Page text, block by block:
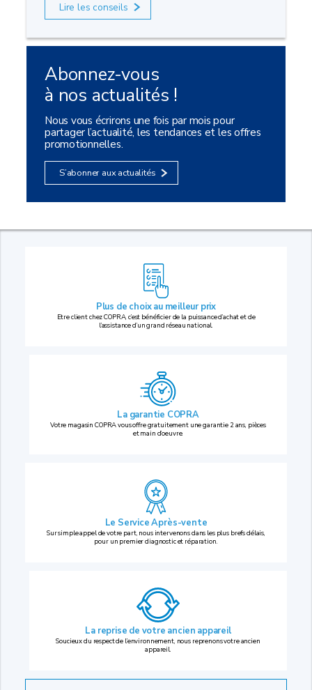
Lire les conseils
Abonnez-vous
à nos actualités !
Nous vous écrirons une fois par mois pour
partager l’actualité, les tendances et les offres
promotionnelles.
S’abonner aux actualités
Plus de choix au meilleur prix
Etre client chez COPRA, c’est bénéficier de la puissance d’achat et de
l’assistance d’un grand réseau national.
La garantie COPRA
Votre magasin COPRA vous offre gratuitement une garantie 2 ans, pièces
et main d’oeuvre.
Le Service Après-vente
Sur simple appel de votre part, nous intervenons dans les plus brefs délais,
pour un premier diagnostic et réparation.
La reprise de votre ancien appareil
Soucieux du respect de l’environnement, nous reprenons votre ancien
appareil.